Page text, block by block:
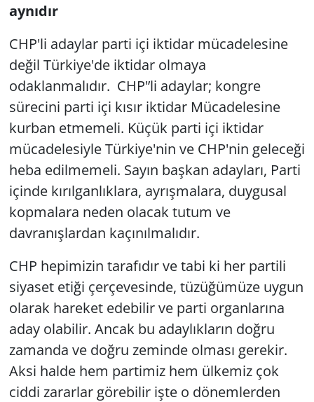
aynıdır
CHP'li adaylar parti içi iktidar mücadelesine
değil Türkiye'de iktidar olmaya
odaklanmalıdır. CHP'’li adaylar; kongre
sürecini parti içi kısır iktidar Mücadelesine
kurban etmemeli. Küçük parti içi iktidar
mücadelesiyle Türkiye'nin ve CHP'nin geleceği
heba edilmemeli. Sayın başkan adayları, Parti
içinde kırılganlıklara, ayrışmalara, duygusal
kopmalara neden olacak tutum ve
davranışlardan kaçınılmalıdır.
CHP hepimizin tarafıdır ve tabi ki her partili
siyaset etiği çerçevesinde, tüzüğümüze uygun
olarak hareket edebilir ve parti organlarına
aday olabilir. Ancak bu adaylıkların doğru
zamanda ve doğru zeminde olması gerekir.
Aksi halde hem partimiz hem ülkemiz çok
ciddi zararlar görebilir işte o dönemlerden